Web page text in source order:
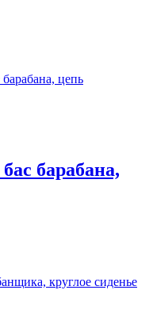
барабана,